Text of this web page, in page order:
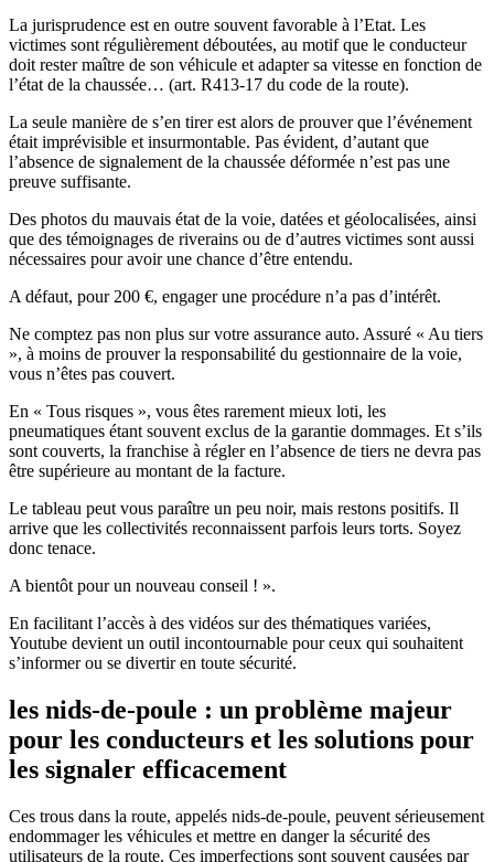
La jurisprudence est en outre souvent favorable à l’Etat. Les
victimes sont régulièrement déboutées, au motif que le conducteur
doit rester maître de son véhicule et adapter sa vitesse en fonction de
l’état de la chaussée… (art. R413-17 du code de la route).
La seule manière de s’en tirer est alors de prouver que l’événement
était imprévisible et insurmontable. Pas évident, d’autant que
l’absence de signalement de la chaussée déformée n’est pas une
preuve suffisante.
Des photos du mauvais état de la voie, datées et géolocalisées, ainsi
que des témoignages de riverains ou de d’autres victimes sont aussi
nécessaires pour avoir une chance d’être entendu.
A défaut, pour 200 €, engager une procédure n’a pas d’intérêt.
Ne comptez pas non plus sur votre assurance auto. Assuré « Au tiers
», à moins de prouver la responsabilité du gestionnaire de la voie,
vous n’êtes pas couvert.
En « Tous risques », vous êtes rarement mieux loti, les
pneumatiques étant souvent exclus de la garantie dommages. Et s’ils
sont couverts, la franchise à régler en l’absence de tiers ne devra pas
être supérieure au montant de la facture.
Le tableau peut vous paraître un peu noir, mais restons positifs. Il
arrive que les collectivités reconnaissent parfois leurs torts. Soyez
donc tenace.
A bientôt pour un nouveau conseil ! ».
En facilitant l’accès à des vidéos sur des thématiques variées,
Youtube devient un outil incontournable pour ceux qui souhaitent
s’informer ou se divertir en toute sécurité.
les nids-de-poule : un problème majeur
pour les conducteurs et les solutions pour
les signaler efficacement
Ces trous dans la route, appelés nids-de-poule, peuvent sérieusement
endommager les véhicules et mettre en danger la sécurité des
utilisateurs de la route. Ces imperfections sont souvent causées par